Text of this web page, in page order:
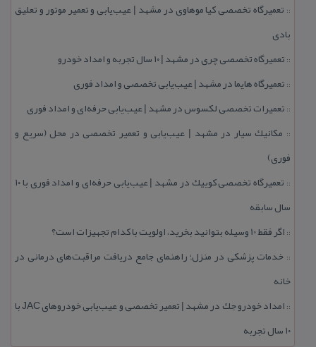
:: تعمیرگاه تخصصی كیا موهاوی در مشهد | عیب‌یابی و تعمیر موتور و تعلیق
بادی
:: تعمیرگاه تخصصی چری در مشهد | ۱۰ سال تجربه و امداد خودرو
:: تعمیرگاه هایما در مشهد | عیب‌یابی تخصصی و امداد فوری
:: تعمیرات تخصصی لكسوس در مشهد | عیب‌یابی حرفه‌ای و امداد فوری
:: مكانیك سیار در مشهد | عیب‌یابی و تعمیر تخصصی در محل (سریع و
فوری)
::
تعمیرگاه تخصصی كوییك در مشهد | عیب‌یابی حرفه‌ای و امداد فوری با ۱۰
سال سابقه
:: اگر فقط 10 وسیله بتوانید بخرید، اولویت با كدام تجهیزات است؟
:: خدمات پزشكی در منزل؛ راهنمای جامع دریافت مراقبت‌های درمانی در
خانه
::
امداد خودرو جك در مشهد | تعمیر تخصصی و عیب‌یابی خودروهای JAC با
۱۰ سال تجربه